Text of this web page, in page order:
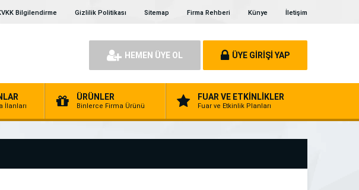
Bilgilendirme Gizlilik Politikası Sitemap Firma Rehberi Künye İletişim
HEMEN ÜYE OL ÜYE GİRİŞİ YAP
İlanları
ÜRÜNLER
Binlerce Firma Ürünü
FUAR VE ETKİNLİKLER
Fuar ve Etkinlik Planları